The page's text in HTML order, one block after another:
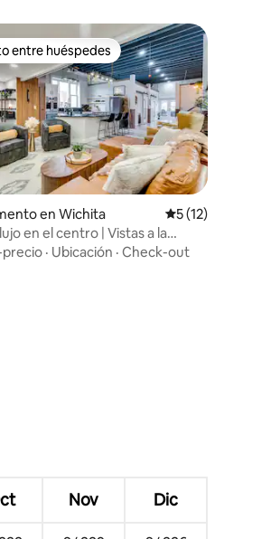
4.94 de 5, 47 reseñas
entre huéspedes
entre huéspedes
en Wichita Calificación
5 (12)
en el centro | Vistas a la
sauna privada
precio · Ubicación · Check-out
Nov Dic